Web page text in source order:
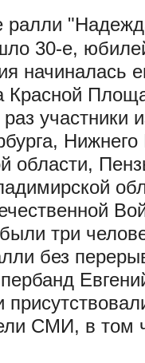
ралли
30-е,
начиналась
Красной
раз
области,
три
без
СМИ, в том